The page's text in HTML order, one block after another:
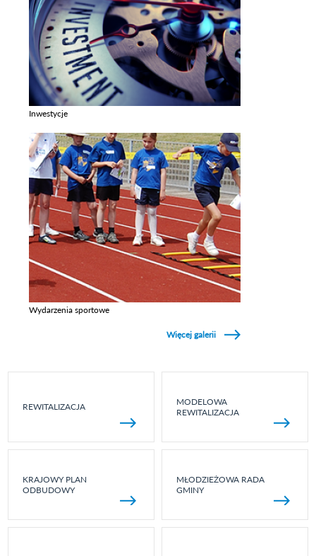
Inwestycje
Wydarzenia sportowe
Więcej galerii
REWITALIZACJA
MODELOWA
REWITALIZACJA
KRAJOWY PLAN
ODBUDOWY
MŁODZIEŻOWA RADA
GMINY